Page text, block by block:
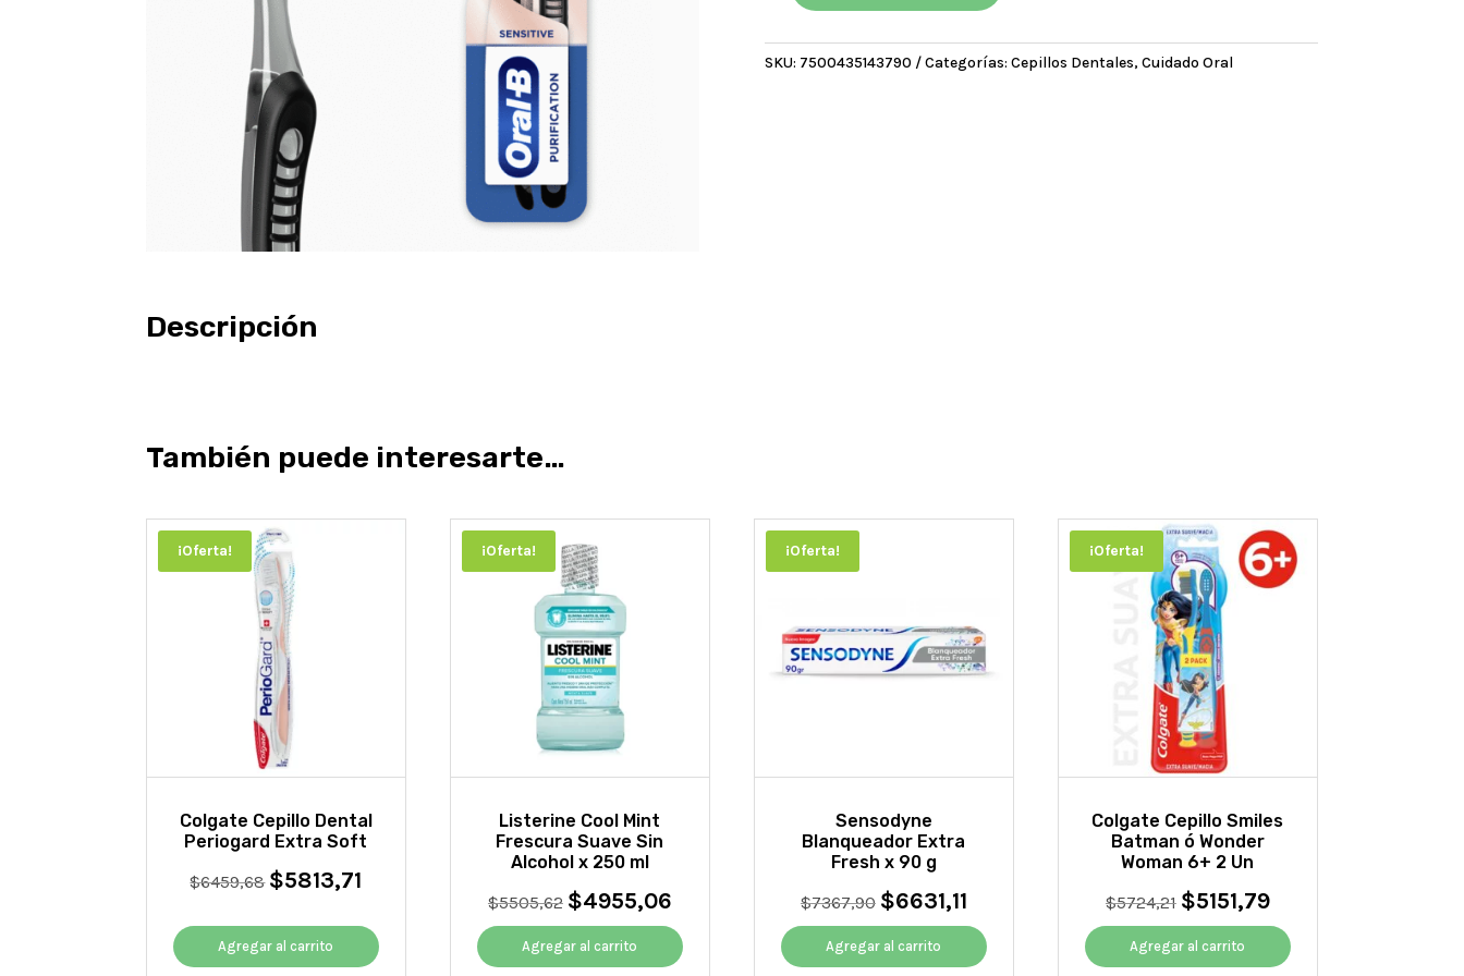
Whitening
Therapy
SKU: 7500435143790 Categorías: Cepillos Dentales, Cuidado Oral
Descripción
También puede interesarte…
¡Oferta!
Colgate Cepillo Dental
Periogard Extra Soft
$6459,68 El
original
era:
$6459,68.
$5813,71
actual
es:
$5813,71.
Agregar al carrito
¡Oferta!
Listerine Cool Mint
Frescura Suave Sin
Alcohol x 250 ml
$5505,62 El
precio
original
era:
$4955,06El
precio
actual
es:
Agregar al carrito
¡Oferta!
Sensodyne
Blanqueador Extra
Fresh x 90 g
$7367,90 El
precio
original
era:
$6631,11
precio
actual
es:
Agregar al carrito
¡Oferta!
Colgate Cepillo Smiles
Batman ó Wonder
Woman 6+ 2 Un
$5724,21 El
precio
original
era:
$5151,79El
precio
actual
es:
Agregar al carrito